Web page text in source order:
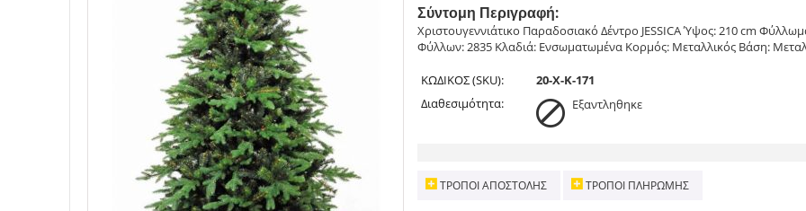
Σύντομη Περιγραφή:
Χριστουγεννιάτικο Παραδοσιακό Δέντρο JESSICA Ύψος: 210 cm
Φύλλων: 2835 Κλαδιά: Ενσωματωμένα Κορμός: Μεταλλικός Βάση:
ΚΩΔΙΚΟΣ (SKU):
20-X-K-171
Διαθεσιμότητα:
Εξαντληθηκε
ΤΡΌΠΟΙ ΑΠΟΣΤΟΛΉΣ ΤΡΌΠΟΙ ΠΛΗΡΩΜΉΣ